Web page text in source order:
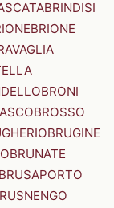
BRINDISI
BRIONE
BRONI
BROSSO
BRUGINE
BRUNATE
BRUSAPORTO